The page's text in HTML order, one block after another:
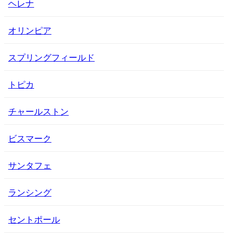
ヘレナ
オリンピア
スプリングフィールド
トピカ
チャールストン
ビスマーク
サンタフェ
ランシング
セントポール